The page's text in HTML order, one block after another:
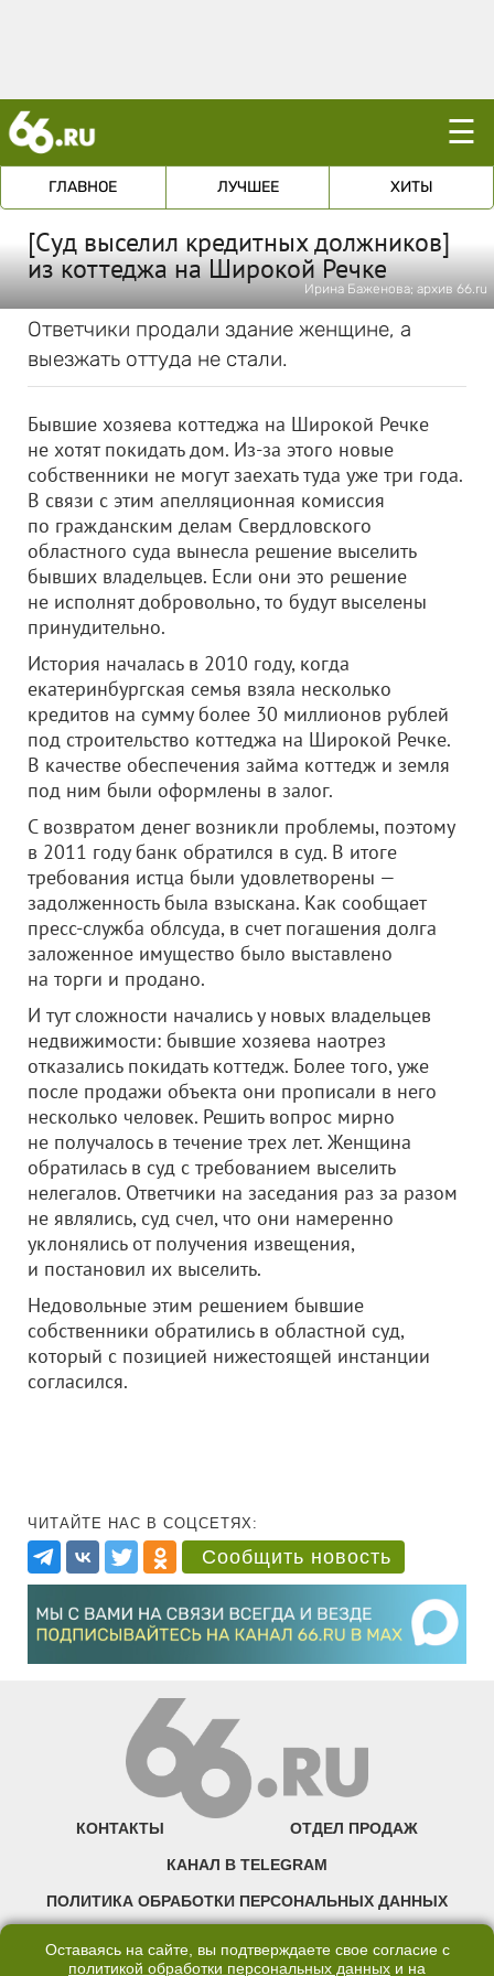
☰
ГЛАВНОЕ ЛУЧШЕЕ ХИТЫ
[Суд выселил кредитных должников]
из коттеджа на Широкой Речке
Ирина Баженова; архив 66.ru
Ответчики продали здание женщине, а
выезжать оттуда не стали.
Бывшие хозяева коттеджа на Широкой Речке
не хотят покидать дом. Из-за этого новые
собственники не могут заехать туда уже три года.
В связи с этим апелляционная комиссия
по гражданским делам Свердловского
областного суда вынесла решение выселить
бывших владельцев. Если они это решение
не исполнят добровольно, то будут выселены
принудительно.
История началась в 2010 году, когда
екатеринбургская семья взяла несколько
кредитов на сумму более 30 миллионов рублей
под строительство коттеджа на Широкой Речке.
В качестве обеспечения займа коттедж и земля
под ним были оформлены в залог.
С возвратом денег возникли проблемы, поэтому
в 2011 году банк обратился в суд. В итоге
требования истца были удовлетворены —
задолженность была взыскана. Как сообщает
пресс-служба облсуда, в счет погашения долга
заложенное имущество было выставлено
на торги и продано.
И тут сложности начались у новых владельцев
недвижимости: бывшие хозяева наотрез
отказались покидать коттедж. Более того, уже
после продажи объекта они прописали в него
несколько человек. Решить вопрос мирно
не получалось в течение трех лет. Женщина
обратилась в суд с требованием выселить
нелегалов. Ответчики на заседания раз за разом
не являлись, суд счел, что они намеренно
уклонялись от получения извещения,
и постановил их выселить.
Недовольные этим решением бывшие
собственники обратились в областной суд,
который с позицией нижестоящей инстанции
согласился.
ЧИТАЙТЕ НАС В СОЦСЕТЯХ:
Сообщить новость
КОНТАКТЫ ОТДЕЛ ПРОДАЖ
КАНАЛ В TELEGRAM
ПОЛИТИКА ОБРАБОТКИ ПЕРСОНАЛЬНЫХ ДАННЫХ
Оставаясь на сайте, вы подтверждаете свое согласие с
политикой обработки персональных данных и на